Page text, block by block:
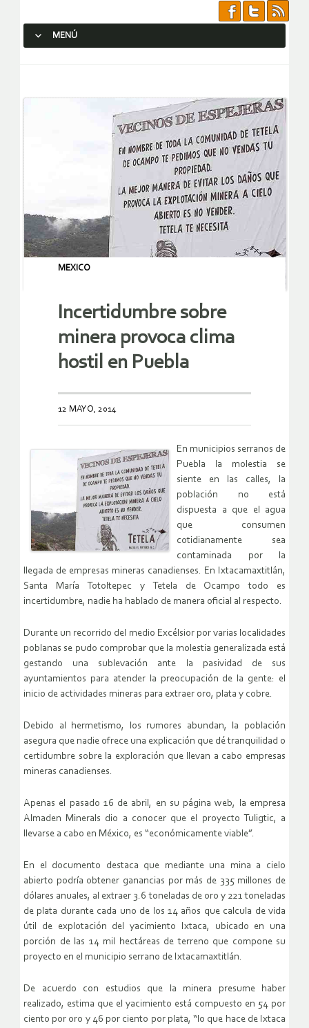
MENÚ
MEXICO
Incertidumbre sobre
minera provoca clima
hostil en Puebla
12 MAYO, 2014
En municipios serranos de
Puebla la molestia se
siente en las calles, la
población no está
dispuesta a que el agua
que consumen
cotidianamente sea
contaminada por la
llegada de empresas mineras canadienses. En Ixtacamaxtitlán,
Santa María Totoltepec y Tetela de Ocampo todo es
incertidumbre, nadie ha hablado de manera oficial al respecto.
Durante un recorrido del medio Excélsior por varias localidades
poblanas se pudo comprobar que la molestia generalizada está
gestando una sublevación ante la pasividad de sus
ayuntamientos para atender la preocupación de la gente: el
inicio de actividades mineras para extraer oro, plata y cobre.
Debido al hermetismo, los rumores abundan, la población
asegura que nadie ofrece una explicación que dé tranquilidad o
certidumbre sobre la exploración que llevan a cabo empresas
mineras canadienses.
Apenas el pasado 16 de abril, en su página web, la empresa
Almaden Minerals dio a conocer que el proyecto Tuligtic, a
llevarse a cabo en México, es “económicamente viable”.
En el documento destaca que mediante una mina a cielo
abierto podría obtener ganancias por más de 335 millones de
dólares anuales, al extraer 3.6 toneladas de oro y 221 toneladas
de plata durante cada uno de los 14 años que calcula de vida
útil de explotación del yacimiento Ixtaca, ubicado en una
porción de las 14 mil hectáreas de terreno que compone su
proyecto en el municipio serrano de Ixtacamaxtitlán.
De acuerdo con estudios que la minera presume haber
realizado, estima que el yacimiento está compuesto en 54 por
ciento por oro y 46 por ciento por plata, “lo que hace de Ixtaca